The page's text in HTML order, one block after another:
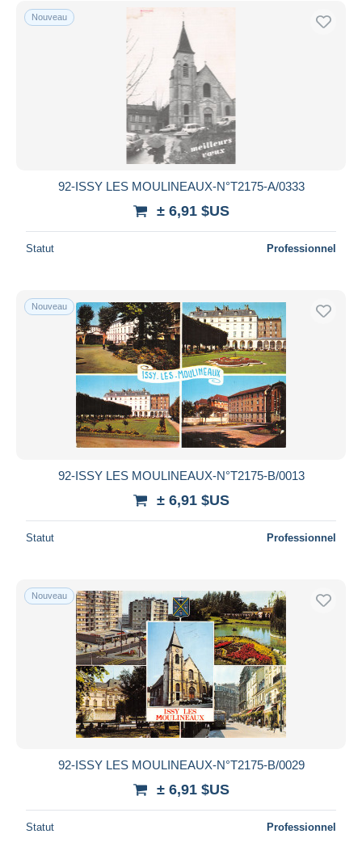
Nouveau
92-ISSY LES MOULINEAUX-N°T2175-A/0333
± 6,91 $US
Statut Professionnel
Nouveau
92-ISSY LES MOULINEAUX-N°T2175-B/0013
± 6,91 $US
Statut Professionnel
Nouveau
92-ISSY LES MOULINEAUX-N°T2175-B/0029
± 6,91 $US
Statut Professionnel